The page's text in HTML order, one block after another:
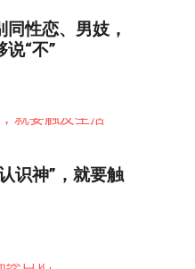
性恋、男妓，
说“不”
识神”，就要触